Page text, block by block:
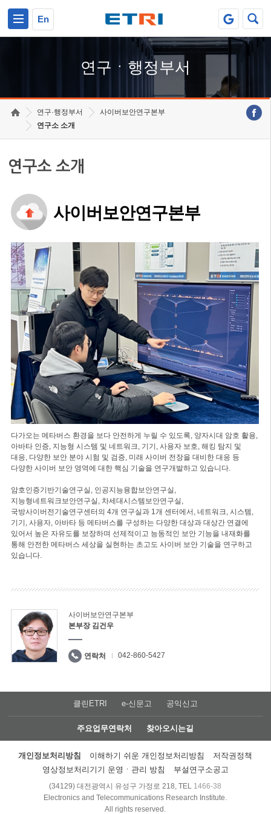
En
연구ㆍ행정부서
연구·행정부서
사이버보안연구본부
연구소 소개
연구소 소개
사이버보안연구본부
다가오는 메타버스 환경을 보다 안전하게 누릴 수 있도록, 양자시대 암호 활용,
아바타 인증, 지능형 시스템 및 네트워크, 기기, 사용자 보호, 해킹 탐지 및
대응, 다양한 보안 분야 시험 및 검증, 미래 사이버 전장을 대비한 대응 등
다양한 사이버 보안 영역에 대한 핵심 기술을 연구개발하고 있습니다.
암호인증기반기술연구실, 인공지능융합보안연구실,
지능형네트워크보안연구실, 차세대시스템보안연구실,
국방사이버전기술연구센터의 4개 연구실과 1개 센터에서, 네트워크, 시스템,
기기, 사용자, 아바타 등 메타버스를 구성하는 다양한 대상과 대상간 연결에
있어서 높은 자유도를 보장하며 선제적이고 능동적인 보안 기능을 내재화를
통해 안전한 메타버스 세상을 실현하는 초고도 사이버 보안 기술을 연구하고
있습니다.
사이버보안연구본부
본부장 김건우
연락처 042-860-5427
클린ETRI e-신문고 공익신고
주요업무연락처 찾아오시는길
개인정보처리방침 이해하기 쉬운 개인정보처리방침
저작권정책
영상정보처리기기 운영ㆍ관리 방침
부설연구소공고
(34129) 대전광역시 유성구 가정로 218, TEL 1466-38
Electronics and Telecommunications Research Institute.
All rights reserved.